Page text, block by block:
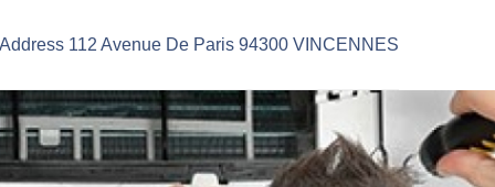
Address 112 Avenue De Paris 94300 VINCENNES